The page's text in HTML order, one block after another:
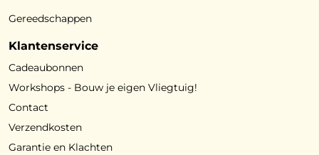
Gereedschappen
Klantenservice
Cadeaubonnen
Workshops - Bouw je eigen Vliegtuig!
Contact
Verzendkosten
Garantie en Klachten